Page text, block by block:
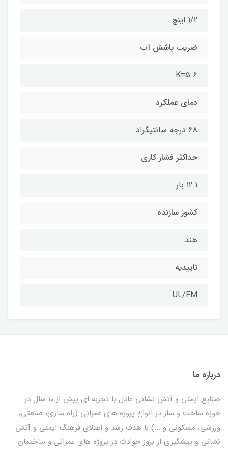
1/2 اینچ
ضریب پاشش آب
K=5.6
دمای عملکرد
68 درجه سانتیگراد
حداکثر فشار کاری
12.1 بار
کشور سازنده
هند
تاییدیه
UL/FM
درباره ما
صنایع ایمنی و آتش نشانی عادل با تجربه ای بیش از 10 سال در
حوزه ساخت و ساز در انواع پروژه های عمرانی (راه سازی، صنعتی،
ورزشی، مسکونی و ...) با هدف رشد و اعتلای فرهنگ ایمنی و آتش
نشانی و پیشگیری از بروز حوادث در پروژه های عمرانی و ساختمان